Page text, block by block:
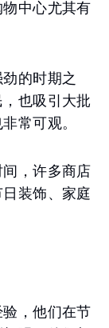
中心尤其有
的时期之
也吸引大批
常可观。
，许多商店
装饰、家庭
，他们在节